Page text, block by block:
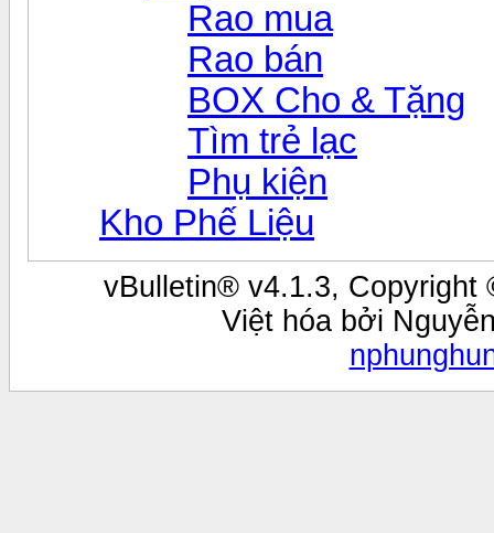
Rao mua
Rao bán
BOX Cho & Tặng
Tìm trẻ lạc
Phụ kiện
Kho Phế Liệu
vBulletin® v4.1.3, Copyright
Việt hóa bởi